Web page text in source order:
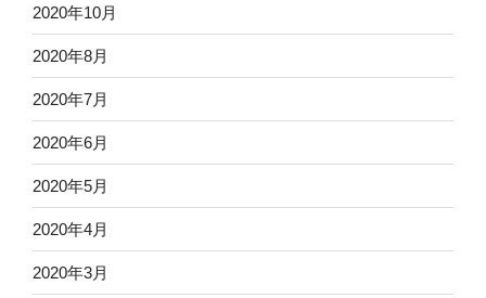
2020年10月
2020年8月
2020年7月
2020年6月
2020年5月
2020年4月
2020年3月